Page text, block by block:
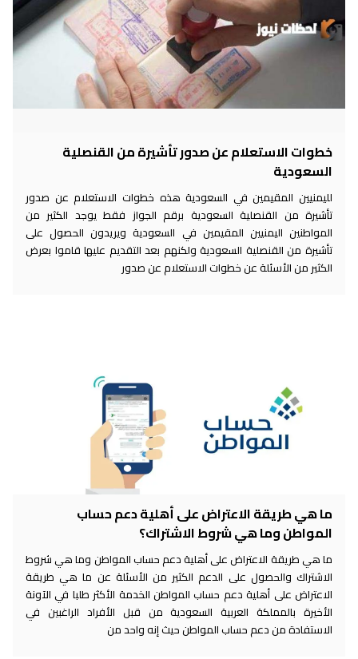
خطوات الاستعلام عن صدور تأشيرة من القنصلية
السعودية
لليمنيين المقيمين في السعودية هذه خطوات الاستعلام عن صدور
تأشيرة من القنصلية السعودية برقم الجواز فقط يوجد الكثير من
المواطنين اليمنيين المقيمين في السعودية ويريدون الحصول على
تأشيرة من القنصلية السعودية ولكنهم بعد التقديم عليها قاموا بعرض
الكثير من الأسئلة عن خطوات الاستعلام عن صدور
ما هي طريقة الاعتراض على أهلية دعم حساب
المواطن وما هي شروط الاشتراك؟
ما هي طريقة الاعتراض على أهلية دعم حساب المواطن وما هي شروط
الاشتراك والحصول على الدعم الكثير من الأسئلة عن ما هي طريقة
الاعتراض على أهلية دعم حساب المواطن الخدمة الأكثر طلبا في الآونة
الأخيرة بالمملكة العربية السعودية من قبل الأفراد الراغبين في
الاستفادة من دعم حساب المواطن حيث إنه واحد من